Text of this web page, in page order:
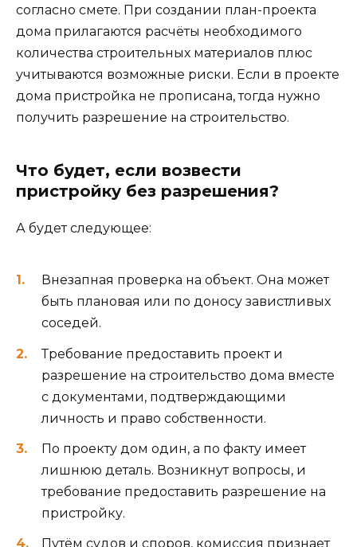
согласно смете. При создании план-проекта
дома прилагаются расчёты необходимого
количества строительных материалов плюс
учитываются возможные риски. Если в проекте
дома пристройка не прописана, тогда нужно
получить разрешение на строительство.
Что будет, если возвести
пристройку без разрешения?
А будет следующее:
Внезапная проверка на объект. Она может
быть плановая или по доносу завистливых
соседей.
Требование предоставить проект и
разрешение на строительство дома вместе
с документами, подтверждающими
личность и право собственности.
По проекту дом один, а по факту имеет
лишнюю деталь. Возникнут вопросы, и
требование предоставить разрешение на
пристройку.
Путём судов и споров, комиссия признает